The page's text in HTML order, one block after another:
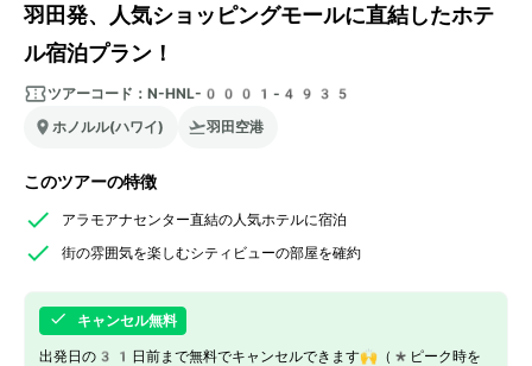
羽田発、人気ショッピングモールに直結したホテ
ル宿泊プラン！
ツアーコード： N-HNL-0001-4935
ホノルル(ハワイ)
羽田空港
このツアーの特徴
アラモアナセンター直結の人気ホテルに宿泊
街の雰囲気を楽しむシティビューの部屋を確約
キャンセル無料
出発日の31日前まで無料でキャンセルできます🙌（*ピーク時を